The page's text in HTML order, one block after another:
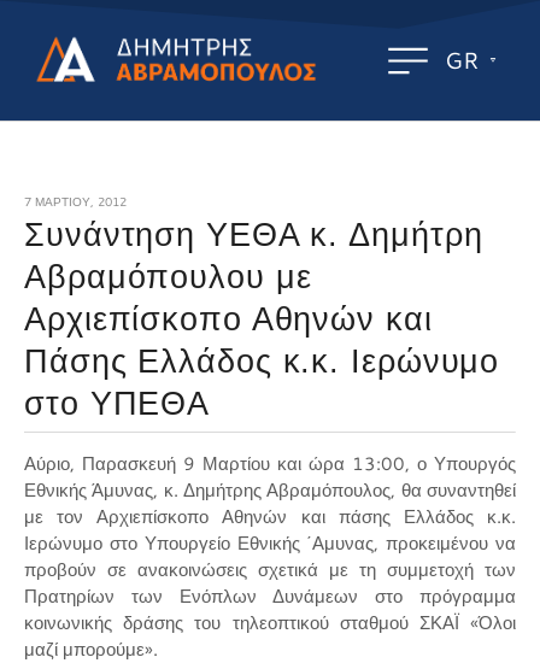
GR
7 ΜΑΡΤΊΟΥ, 2012
Συνάντηση ΥΕΘΑ κ. Δημήτρη
Αβραμόπουλου με
Αρχιεπίσκοπο Αθηνών και
Πάσης Ελλάδος κ.κ. Ιερώνυμο
στο ΥΠΕΘΑ
Αύριο, Παρασκευή 9 Μαρτίου και ώρα 13:00, ο Υπουργός
Εθνικής Άμυνας, κ. Δημήτρης Αβραμόπουλος, θα συναντηθεί
με τον Αρχιεπίσκοπο Αθηνών και πάσης Ελλάδος κ.κ.
Ιερώνυμο στο Υπουργείο Εθνικής ΄Αμυνας, προκειμένου να
προβούν σε ανακοινώσεις σχετικά με τη συμμετοχή των
Πρατηρίων των Ενόπλων Δυνάμεων στο πρόγραμμα
κοινωνικής δράσης του τηλεοπτικού σταθμού ΣΚΑΪ «Όλοι
μαζί μπορούμε».